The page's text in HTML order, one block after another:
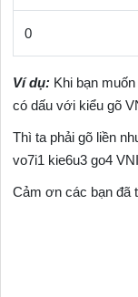
0
Ví dụ: Khi bạn
có dấu với kiểu gõ
Thì ta phải gõ liền
vo7i1 kie6u3 go4
Cảm ơn các bạn đã